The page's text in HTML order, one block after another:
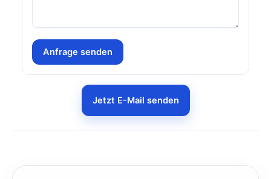
Anfrage senden
Jetzt E-Mail senden